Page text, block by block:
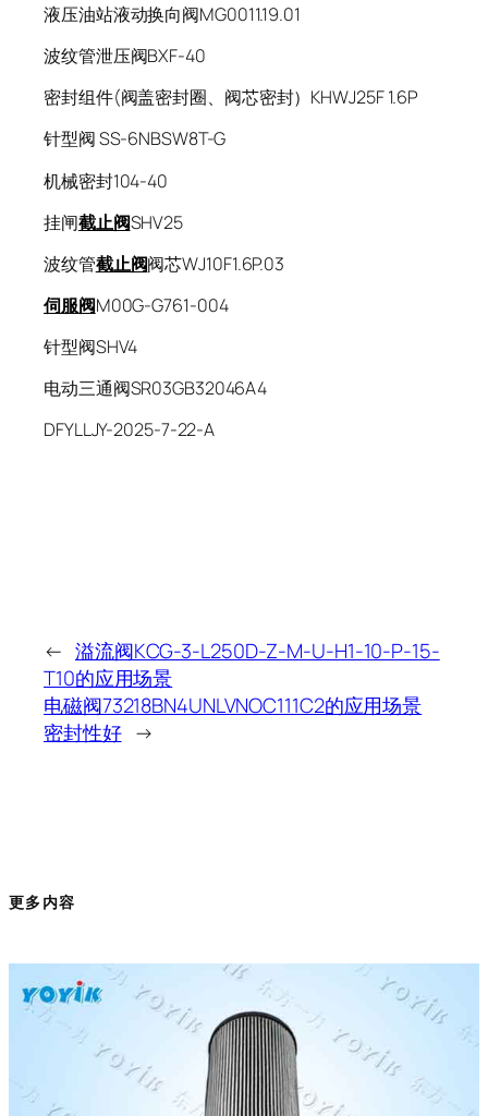
液压油站液动换向阀MG0011.19.01
波纹管泄压阀BXF-40
密封组件(阀盖密封圈、阀芯密封）KHWJ25F 1.6P
针型阀 SS-6NBSW8T-G
机械密封104-40
挂闸截止阀SHV25
波纹管截止阀阀芯WJ10F1.6P.03
伺服阀M00G-G761-004
针型阀SHV4
电动三通阀SR03GB32046A4
DFYLLJY-2025-7-22-A
← 溢流阀KCG-3-L250D-Z-M-U-H1-10-P-15-
T10的应用场景
电磁阀73218BN4UNLVNOC111C2的应用场景
密封性好 →
更多内容